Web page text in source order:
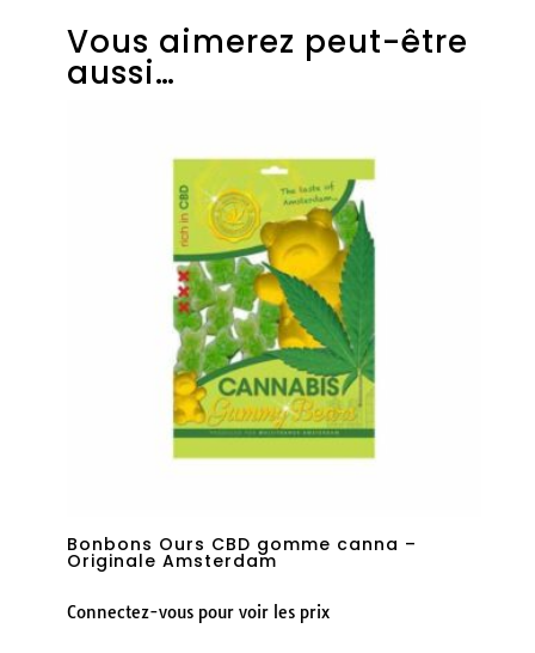
Vous aimerez peut-être
aussi…
Bonbons Ours CBD gomme canna –
Originale Amsterdam
Connectez-vous pour voir les prix